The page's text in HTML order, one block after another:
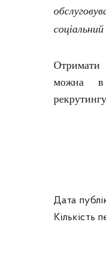
Отримати
можна в
Дата
Кількість